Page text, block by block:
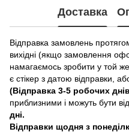
Доставка
Відправка замовлень
вихідні (якщо замовлення
намагаємось зробити у той
є стікер з датою відправки,
(Відправка 3-5 робочих
приблизними і можуть бути
дні.
Відправки щодня з